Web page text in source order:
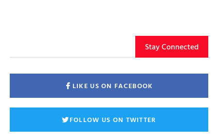
Stay Connected
LIKE US ON FACEBOOK
FOLLOW US ON TWITTER